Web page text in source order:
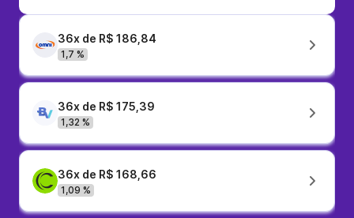
36x de R$ 186,84
1,7 %
36x de R$ 175,39
1,32 %
36x de R$ 168,66
1,09 %